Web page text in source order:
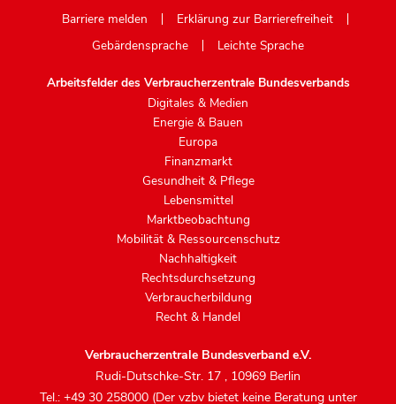
Barriere melden
Erklärung zur Barrierefreiheit
Gebärdensprache
Leichte Sprache
Arbeitsfelder des Verbraucherzentrale Bundesverbands
Digitales & Medien
Energie & Bauen
Europa
Finanzmarkt
Gesundheit & Pflege
Lebensmittel
Marktbeobachtung
Mobilität & Ressourcenschutz
Nachhaltigkeit
Rechtsdurchsetzung
Verbraucherbildung
Recht & Handel
Verbraucherzentrale Bundesverband e.V.
Rudi-Dutschke-Str. 17 , 10969 Berlin
Tel.: +49 30 258000 (Der vzbv bietet keine Beratung unter